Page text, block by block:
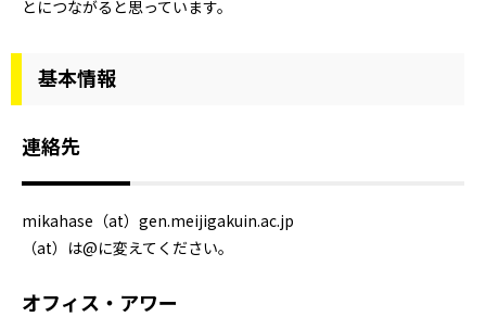
とにつながると思っています。
基本情報
連絡先
mikahase（at）gen.meijigakuin.ac.jp
（at）は@に変えてください。
オフィス・アワー